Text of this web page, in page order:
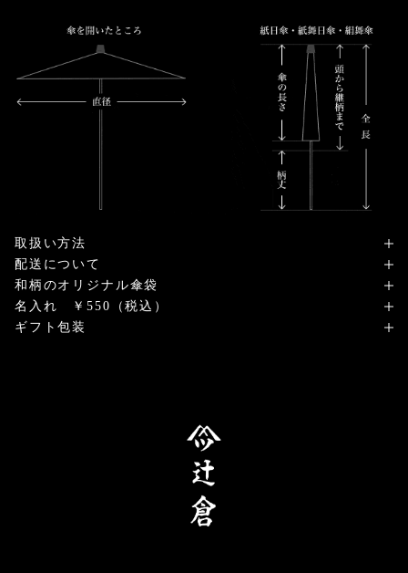
取扱い方法
配送について
和柄のオリジナル傘袋
名入れ ￥550（税込）
ギフト包装